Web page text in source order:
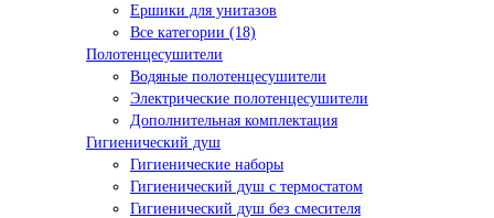
Ершики для унитазов
Все категории (18)
Полотенцесушители
Водяные полотенцесушители
Электрические полотенцесушители
Дополнительная комплектация
Гигиенический душ
Гигиенические наборы
Гигиенический душ с термостатом
Гигиенический душ без смесителя